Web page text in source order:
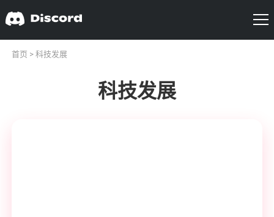
首页 > 科技发展
科技发展